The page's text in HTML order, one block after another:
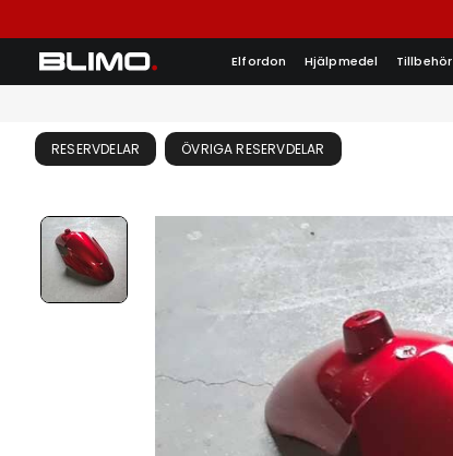
Elfordon Hjälpmedel Tillbehör
RESERVDELAR ÖVRIGA RESERVDELAR